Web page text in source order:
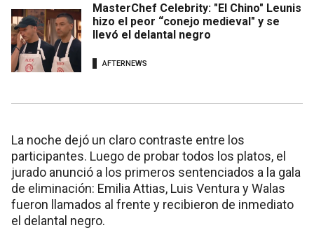
MasterChef Celebrity: "El Chino" Leunis
hizo el peor “conejo medieval" y se
llevó el delantal negro
AFTERNEWS
La noche dejó un claro contraste entre los
participantes. Luego de probar todos los platos, el
jurado anunció a los primeros sentenciados a la gala
de eliminación: Emilia Attias, Luis Ventura y Walas
fueron llamados al frente y recibieron de inmediato
el delantal negro.